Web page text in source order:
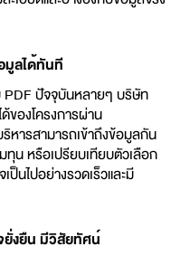
มูลได้ทันที
PDF ปัจจุบันหลายๆ บริษัท
ของโครงการผ่าน
หารสามารถเข้าถึงข้อมูลกัน
ทุน หรือเปรียบเทียบตัวเลือก
ป็นไปอย่างรวดเร็วและมี
ยั่งยืน มีวิสัยทัศน์